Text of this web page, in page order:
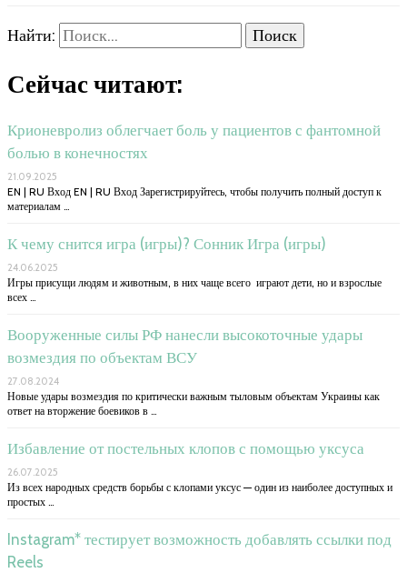
Найти:
Сейчас читают:
Крионевролиз облегчает боль у пациентов с фантомной
болью в конечностях
21.09.2025
EN | RU Вход EN | RU Вход Зарегистрируйтесь, чтобы получить полный доступ к
материалам …
К чему снится игра (игры)? Сонник Игра (игры)
24.06.2025
Игры присущи людям и животным, в них чаще всего играют дети, но и взрослые
всех …
Вооруженные силы РФ нанесли высокоточные удары
возмездия по объектам ВСУ
27.08.2024
Новые удары возмездия по критически важным тыловым объектам Украины как
ответ на вторжение боевиков в …
Избавление от постельных клопов с помощью уксуса
26.07.2025
Из всех народных средств борьбы с клопами уксус — один из наиболее доступных и
простых …
Instagram* тестирует возможность добавлять ссылки под
Reels